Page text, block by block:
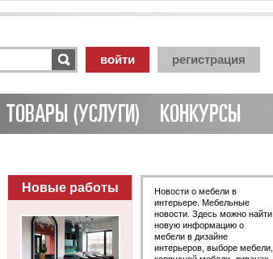
войти регистрация
ТОВАРЫ (УСЛУГИ) КОНКУРСЫ
Новые работы
Новости о мебели в
интерьере. Мебельные
новости. Здесь можно найти
новую информацию о
мебели в дизайне
интерьеров, выборе мебели,